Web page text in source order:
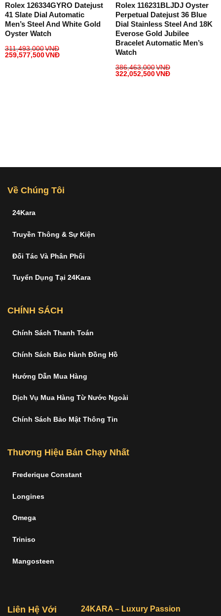
Rolex 126334GYRO Datejust
41 Slate Dial Automatic
Men’s Steel And White Gold
Oyster Watch
311,493,000VNĐ
259,577,500VNĐ
Rolex 116231BLJDJ Oyster
Perpetual Datejust 36 Blue
Dial Stainless Steel And 18K
Everose Gold Jubilee
Bracelet Automatic Men’s
Watch
386,463,000VNĐ
322,052,500VNĐ
Về Chúng Tôi
24Kara
Truyền Thông & Sự Kiện
Đối Tác Và Phân Phối
Tuyển Dụng Tại 24Kara
CHÍNH SÁCH
Chính Sách Thanh Toán
Chính Sách Bảo Hành Đồng Hồ
Hướng Dẫn Mua Hàng
Dịch Vụ Mua Hàng Từ Nước Ngoài
Chính Sách Bảo Mật Thông Tin
Thương Hiệu Bán Chạy Nhất
Frederique Constant
Longines
Omega
Triniso
Mangosteen
Liên Hệ Với 24KARA – Luxury Passion